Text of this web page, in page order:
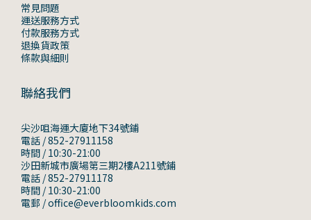
常見問題
運送服務方式
付款服務方式
退換貨政策
條款與細則
聯絡我們
尖沙咀海運大廈地下34號鋪
電話 / 852-27911158
時間 / 10:30-21:00
沙田新城市廣場第三期2樓A211號鋪
電話 / 852-27911178
時間 / 10:30-21:00
電郵 / office@everbloomkids.com